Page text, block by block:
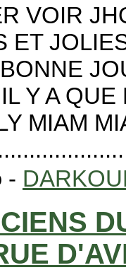
VOIR
ET
Y A
MIAM
-